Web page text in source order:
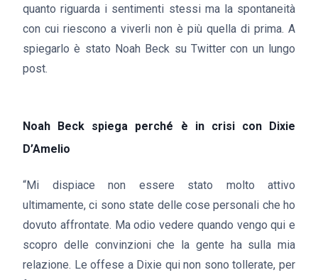
quanto riguarda i sentimenti stessi ma la spontaneità
con cui riescono a viverli non è più quella di prima. A
spiegarlo è stato Noah Beck su Twitter con un lungo
post.
Noah Beck spiega perché è in crisi con Dixie
D’Amelio
“Mi dispiace non essere stato molto attivo
ultimamente, ci sono state delle cose personali che ho
dovuto affrontate. Ma odio vedere quando vengo qui e
scopro delle convinzioni che la gente ha sulla mia
relazione. Le offese a Dixie qui non sono tollerate, per